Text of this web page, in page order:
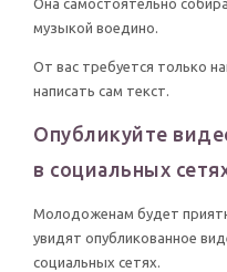
Она самостоятельно
музыкой воедино.
От вас требуется только
написать сам текст.
Опубликуйте
в социальных
Молодоженам будет
увидят опубликованное
социальных сетях.